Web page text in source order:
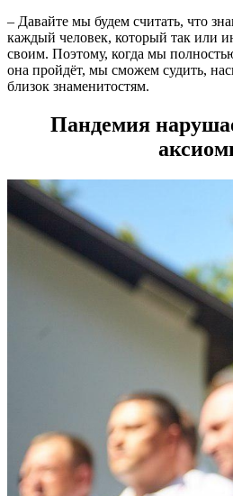
– Давайте мы будем считать, что
каждый человек, который так или
своим. Поэтому, когда мы
она пройдёт, мы сможем судить,
близок знаменитостям.
Пандемия